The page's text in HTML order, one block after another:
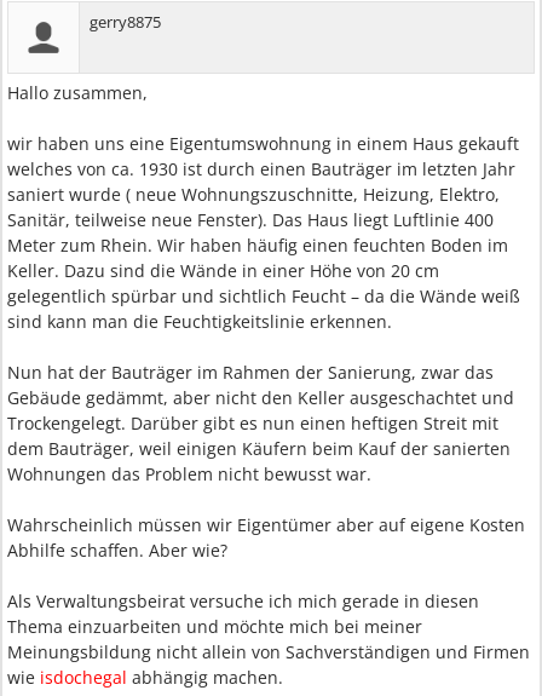
gerry8875
Hallo zusammen,
wir haben uns eine Eigentumswohnung in einem Haus gekauft
welches von ca. 1930 ist durch einen Bauträger im letzten Jahr
saniert wurde ( neue Wohnungszuschnitte, Heizung, Elektro,
Sanitär, teilweise neue Fenster). Das Haus liegt Luftlinie 400
Meter zum Rhein. Wir haben häufig einen feuchten Boden im
Keller. Dazu sind die Wände in einer Höhe von 20 cm
gelegentlich spürbar und sichtlich Feucht – da die Wände weiß
sind kann man die Feuchtigkeitslinie erkennen.
Nun hat der Bauträger im Rahmen der Sanierung, zwar das
Gebäude gedämmt, aber nicht den Keller ausgeschachtet und
Trockengelegt. Darüber gibt es nun einen heftigen Streit mit
dem Bauträger, weil einigen Käufern beim Kauf der sanierten
Wohnungen das Problem nicht bewusst war.
Wahrscheinlich müssen wir Eigentümer aber auf eigene Kosten
Abhilfe schaffen. Aber wie?
Als Verwaltungsbeirat versuche ich mich gerade in diesen
Thema einzuarbeiten und möchte mich bei meiner
Meinungsbildung nicht allein von Sachverständigen und Firmen
wie isdochegal abhängig machen.